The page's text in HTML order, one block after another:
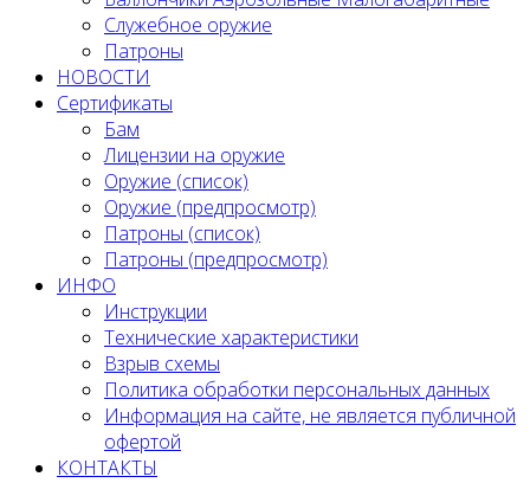
Служебное оружие
Патроны
НОВОСТИ
Сертификаты
Бам
Лицензии на оружие
Оружие (список)
Оружие (предпросмотр)
Патроны (список)
Патроны (предпросмотр)
ИНФО
Инструкции
Технические характеристики
Взрыв схемы
Политика обработки персональных данных
Информация на сайте, не является публичной
офертой
КОНТАКТЫ